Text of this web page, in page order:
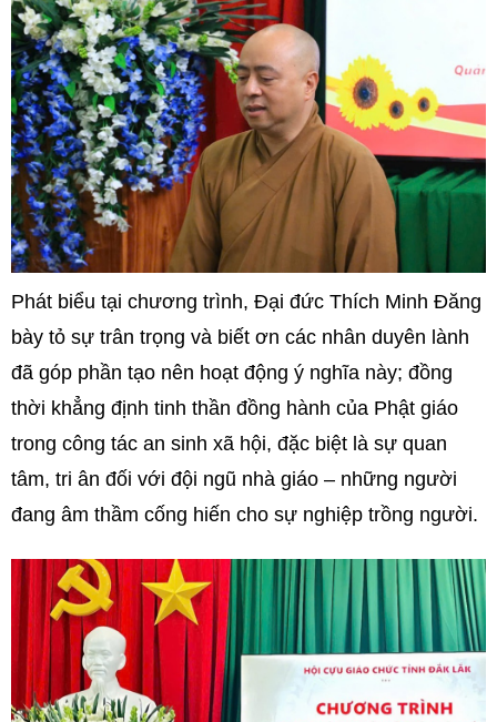
Phát biểu tại chương trình, Đại đức Thích Minh Đăng
bày tỏ sự trân trọng và biết ơn các nhân duyên lành
đã góp phần tạo nên hoạt động ý nghĩa này; đồng
thời khẳng định tinh thần đồng hành của Phật giáo
trong công tác an sinh xã hội, đặc biệt là sự quan
tâm, tri ân đối với đội ngũ nhà giáo – những người
đang âm thầm cống hiến cho sự nghiệp trồng người.